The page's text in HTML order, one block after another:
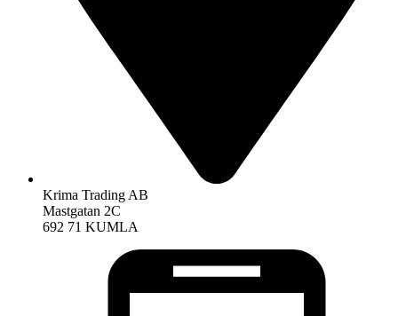
Krima Trading AB
Mastgatan 2C
692 71 KUMLA